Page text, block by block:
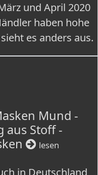
und April 2020
haben hohe
es anders aus.
Mund -
aus Stoff -
lesen
in Deutschland